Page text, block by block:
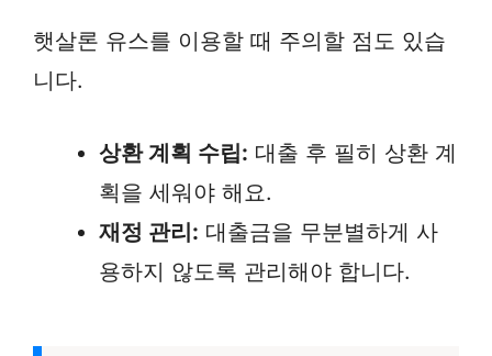
햇살론 유스를 이용할 때 주의할 점도 있습
니다.
상환 계획 수립: 대출 후 필히 상환 계
획을 세워야 해요.
재정 관리: 대출금을 무분별하게 사
용하지 않도록 관리해야 합니다.